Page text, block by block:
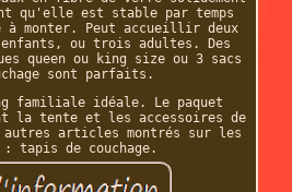
qu'elle est stable par temps
monter. Peut accueillir deux
ou trois adultes. Des
queen ou king size ou 3 sacs
sont parfaits.
familiale idéale. Le paquet
la tente et les accessoires de
articles montrés sur les
: tapis de couchage.